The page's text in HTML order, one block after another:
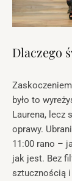
Dlaczego
było to
Laurena, lecz
oprawy.
11:00 rano –
jak jest. Bez
sztucznością